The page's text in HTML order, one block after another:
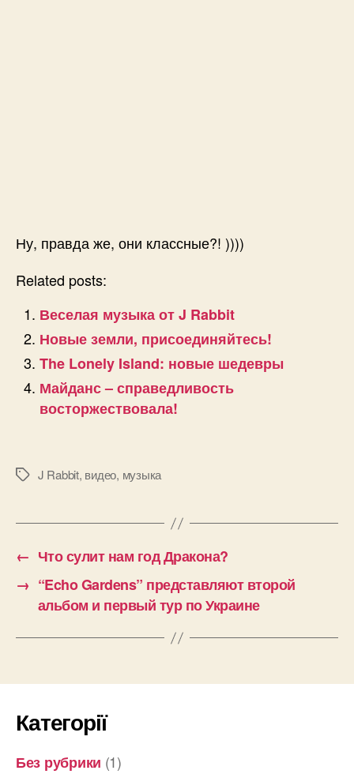
Ну, правда же, они классные?! ))))
Related posts:
Веселая музыка от J Rabbit
Новые земли, присоединяйтесь!
The Lonely Island: новые шедевры
Майданс – справедливость
восторжествовала!
Позначки
J Rabbit, видео, музыка
← Что сулит нам год Дракона?
→ “Echo Gardens” представляют второй
альбом и первый тур по Украине
Категорії
Без рубрики (1)